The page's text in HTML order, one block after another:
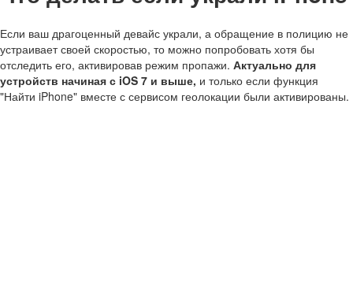
Если ваш драгоценный девайс украли, а обращение в полицию не
устраивает своей скоростью, то можно попробовать хотя бы
отследить его, активировав режим пропажи. Актуально для
устройств начиная с iOS 7 и выше, и только если функция
"Найти iPhone" вместе с сервисом геолокации были активированы.